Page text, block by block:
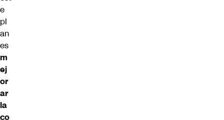
e
pl
an
es
m
ej
or
ar
la
co